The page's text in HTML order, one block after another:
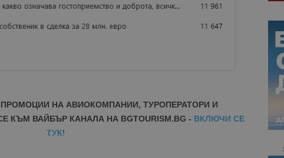
НА АВИОКОМПАНИИ, ТУРОПЕРАТОРИ И
КЪМ ВАЙБЪР КАНАЛА НА BGTOURISM.BG - ВКЛЮЧИ СЕ
ТУК!